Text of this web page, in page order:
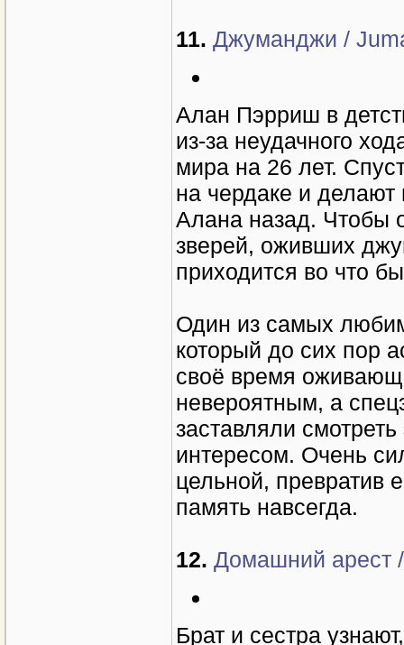
11. Джуманджи /
Алан Пэрриш в
из-за неудачного
мира на 26 лет.
на чердаке и
Алана назад. Чтобы
зверей, оживших
приходится во что
Один из самых
который до сих пор
своё время
невероятным, а
заставляли
интересом. Очень
цельной, превратив
память навсегда.
12. Домашний арест
Брат и сестра